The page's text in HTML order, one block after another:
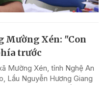
Mường Xén: "Con
trước
Mường Xén, tỉnh Nghệ An
Lầu Nguyễn Hương Giang